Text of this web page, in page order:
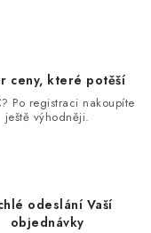
ceny, které potěší
Po registraci nakoupíte
ještě výhodněji.
odeslání Vaší
objednávky